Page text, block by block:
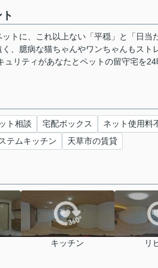
トに、これ以上ない「平穏」と「日
、臆病な猫ちゃんやワンちゃんもス
ュリティがあなたとペットの留守宅を
ト相談 宅配ボックス ネット使用料
テムキッチン 天草市の賃貸
キッチン リ